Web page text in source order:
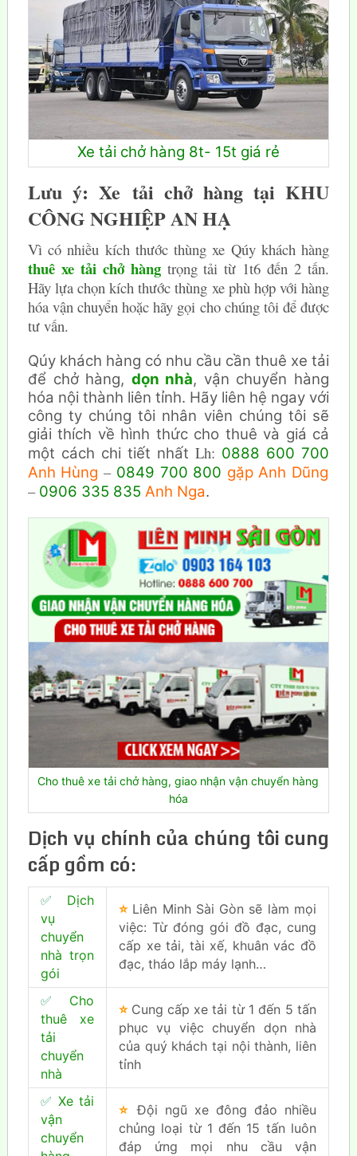
Xe tải chở hàng 8t- 15t giá rẻ
Lưu ý: Xe tải chở hàng tại KHU
CÔNG NGHIỆP AN HẠ
Vì có nhiều kích thước thùng xe Qúy khách hàng
thuê xe tải chở hàngtrọng tải từ 1t6 đến 2 tấn.
Hãy lựa chọn kích thước thùng xe phù hợp với hàng
hóa vận chuyển hoặc hãy gọi cho chúng tôi để được
tư vấn.
Qúy khách hàng có nhu cầu cần thuê xe tải
để chở hàng, dọn nhà, vận chuyển hàng
hóa nội thành liên tỉnh. Hãy liên hệ ngay với
công ty chúng tôi nhân viên chúng tôi sẽ
giải thích về hình thức cho thuê và giá cả
một cách chi tiết nhấtLh: 0888 600 700
Anh Hùng – 0849 700 800 gặp Anh Dũng
– 0906 335 835 Anh Nga.
Cho thuê xe tải chở hàng, giao nhận vận chuyển hàng
hóa
Dịch vụ chính của chúng tôi cung
cấp gồm có:
✅ Dịch
vụ
chuyển
nhà trọn
gói
⭐ Liên Minh Sài Gòn sẽ làm mọi
việc: Từ đóng gói đồ đạc, cung
cấp xe tải, tài xế, khuân vác đồ
đạc, tháo lắp máy lạnh…
✅
Cho
thuê xe
tải
chuyển
nhà
⭐ Cung cấp xe tải từ 1 đến 5 tấn
phục vụ việc chuyển dọn nhà
của quý khách tại nội thành, liên
tỉnh
✅ Xe tải
vận
chuyển
⭐Đội ngũ xe đông đảo nhiều
chủng loại từ 1 đến 15 tấn luôn
đáp ứng mọi nhu cầu vận